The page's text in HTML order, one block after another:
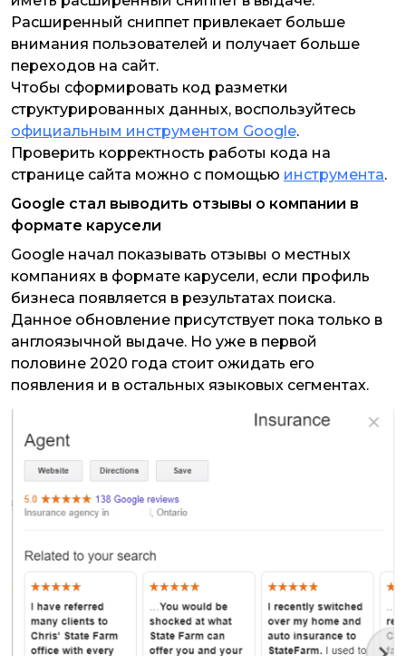
Расширенный сниппет привлекает больше
внимания пользователей и получает больше
переходов на сайт.
Чтобы сформировать код разметки
структурированных данных, воспользуйтесь
официальным инструментом Google.
Проверить корректность работы кода на
странице сайта можно с помощью инструмента.
Google стал выводить отзывы о компании в
формате карусели
Google начал показывать отзывы о местных
компаниях в формате карусели, если профиль
бизнеса появляется в результатах поиска.
Данное обновление присутствует пока только в
англоязычной выдаче. Но уже в первой
половине 2020 года стоит ожидать его
появления и в остальных языковых сегментах.